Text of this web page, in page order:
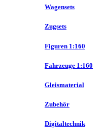
Wagensets
Zugsets
Figuren 1:160
Fahrzeuge 1:160
Gleismaterial
Zubehör
Digitaltechnik